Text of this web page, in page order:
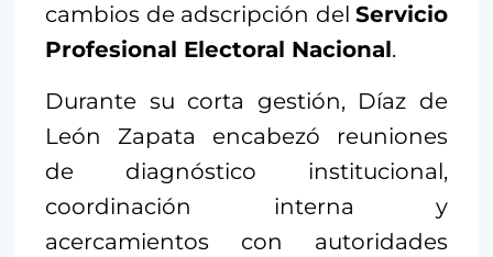
cambios de adscripción del Servicio
Profesional Electoral Nacional.
Durante su corta gestión, Díaz de
León Zapata encabezó reuniones
de diagnóstico institucional,
coordinación interna y
acercamientos con autoridades